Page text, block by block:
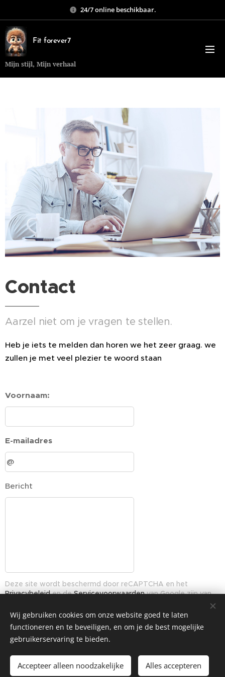
24/7 online beschikbaar.
Fit forever7
Mijn stijl, Mijn verhaal
Contact
Aarzel niet om je vragen te stellen.
Heb je iets te melden dan horen we het zeer graag. we
zullen je met veel plezier te woord staan
Voornaam:
E-mailadres
Bericht
Deze site wordt beschermd door reCAPTCHA en het
Privacybeleiden deServicevoorwaardenvan Google zijn van
Indienen
Wij gebruiken cookies om onze website goed te laten
functioneren en te beveiligen, en om je de best mogelijke
gebruikerservaring te bieden.
Accepteer alleen noodzakelijke Alles accepteren